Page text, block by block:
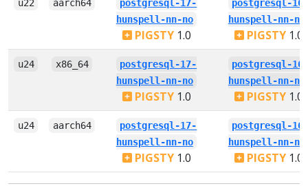
u22 aarch64
postgresql-17-
hunspell-nn-no
PIGSTY1.0
postgresql-
hunspell-nn-no
PIGSTY1.0
u24 x86_64
postgresql-17-
hunspell-nn-no
PIGSTY1.0
postgresql-
hunspell-nn-no
PIGSTY1.0
u24 aarch64
postgresql-17-
hunspell-nn-no
PIGSTY1.0
postgresql-
hunspell-nn-no
PIGSTY1.0